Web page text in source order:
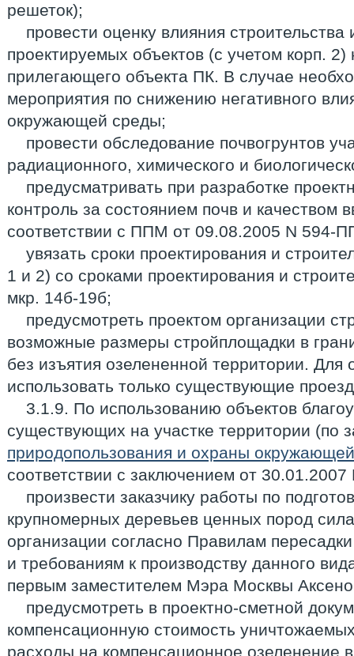
решеток);
провести оценку влияния строительства
проектируемых объектов (с учетом корп.
прилегающего объекта ПК. В случае
мероприятия по снижению негативного
окружающей среды;
провести обследование почвогрунтов
радиационного, химического и
предусматривать при разработке
контроль за состоянием почв и качеством
соответствии с ППМ от 09.08.2005 N 594-
увязать сроки проектирования и
1 и 2) со сроками проектирования и
мкр. 14б-19б;
предусмотреть проектом организации
возможные размеры стройплощадки в
без изъятия озелененной территории. Для
использовать только существующие
3.1.9. По использованию объектов
существующих на участке территории (по
природопользования и охраны
соответствии с заключением от
произвести заказчику работы по
крупномерных деревьев ценных пород
организации согласно Правилам
и требованиям к производству данного
первым заместителем Мэра Москвы
предусмотреть в проектно-сметной
компенсационную стоимость
расходы на компенсационное озеленение